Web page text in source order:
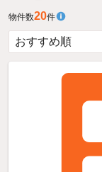
物件数20件